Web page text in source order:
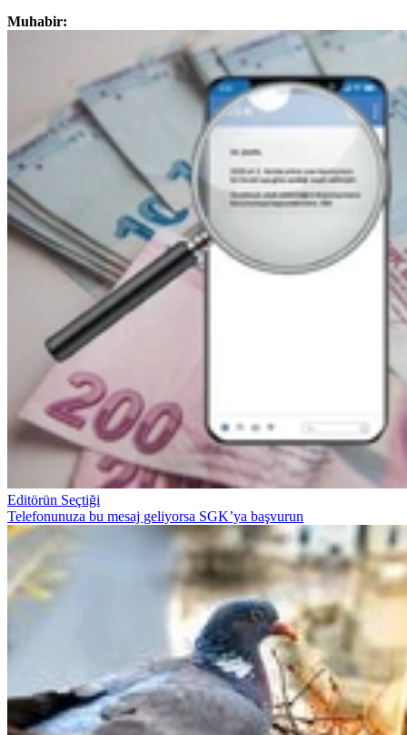
Muhabir:
Editörün Seçtiği
Telefonunuza bu mesaj geliyorsa SGK’ya başvurun